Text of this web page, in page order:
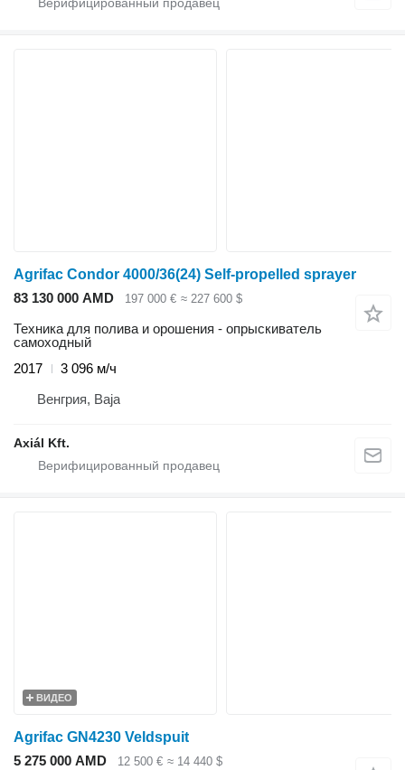
Agrifac Condor 4000/36(24) Self-propelled sprayer
83 130 000 AMD
197 000 € ≈ 227 600 $
Техника для полива и орошения - опрыскиватель
самоходный
2017
3 096 м/ч
Венгрия, Baja
Axiál Kft.
ВИДЕО
Agrifac GN4230 Veldspuit
5 275 000 AMD
12 500 € ≈ 14 440 $